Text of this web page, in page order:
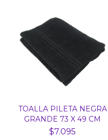
TOALLA PILETA NEGRA
GRANDE 73 X 49 CM
$7.095